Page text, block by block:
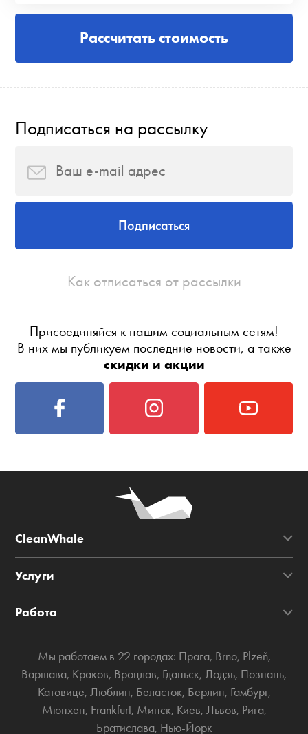
Рассчитать стоимость
Подписаться на рассылку
Подписаться
Как отписаться от рассылки
Присоединяйся к нашим социальным сетям!
В них мы публикуем последние новости, а также
скидки и акции
CleanWhale
Услуги
Работа
Мы работаем в 22 городах: Прага, Brno, Plzeň,
Варшава, Краков, Вроцлав, Гданьск, Лодзь, Познань,
Катовице, Люблин, Беласток, Берлин, Гамбург,
Мюнхен, Frankfurt, Минск, Киев, Львов, Рига,
Братислава, Нью-Йорк